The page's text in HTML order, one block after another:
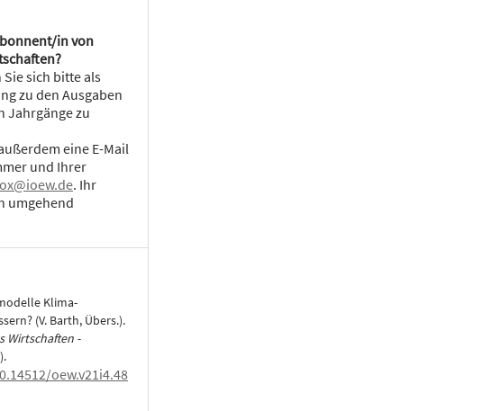
in von
sich bitte als
zu den Ausgaben
Jahrgänge zu
eine E-Mail
und Ihrer
. Ihr
umgehend
Klima-
(V. Barth, Übers.).
Wirtschaften -
oew.v21i4.48